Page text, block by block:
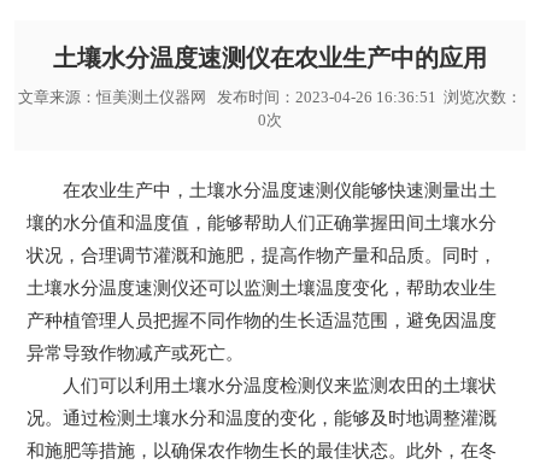
土壤水分温度速测仪在农业生产中的应用
文章来源： 恒美测土仪器网
发布时间：2023-04-26 16:36:51 浏览次数：
0次
在农业生产中，土壤水分温度速测仪能够快速测量出土
壤的水分值和温度值，能够帮助人们正确掌握田间土壤水分
状况，合理调节灌溉和施肥，提高作物产量和品质。同时，
土壤水分温度速测仪还可以监测土壤温度变化，帮助农业生
产种植管理人员把握不同作物的生长适温范围，避免因温度
异常导致作物减产或死亡。
人们可以利用土壤水分温度检测仪来监测农田的土壤状
况。通过检测土壤水分和温度的变化，能够及时地调整灌溉
和施肥等措施，以确保农作物生长的最佳状态。此外，在冬